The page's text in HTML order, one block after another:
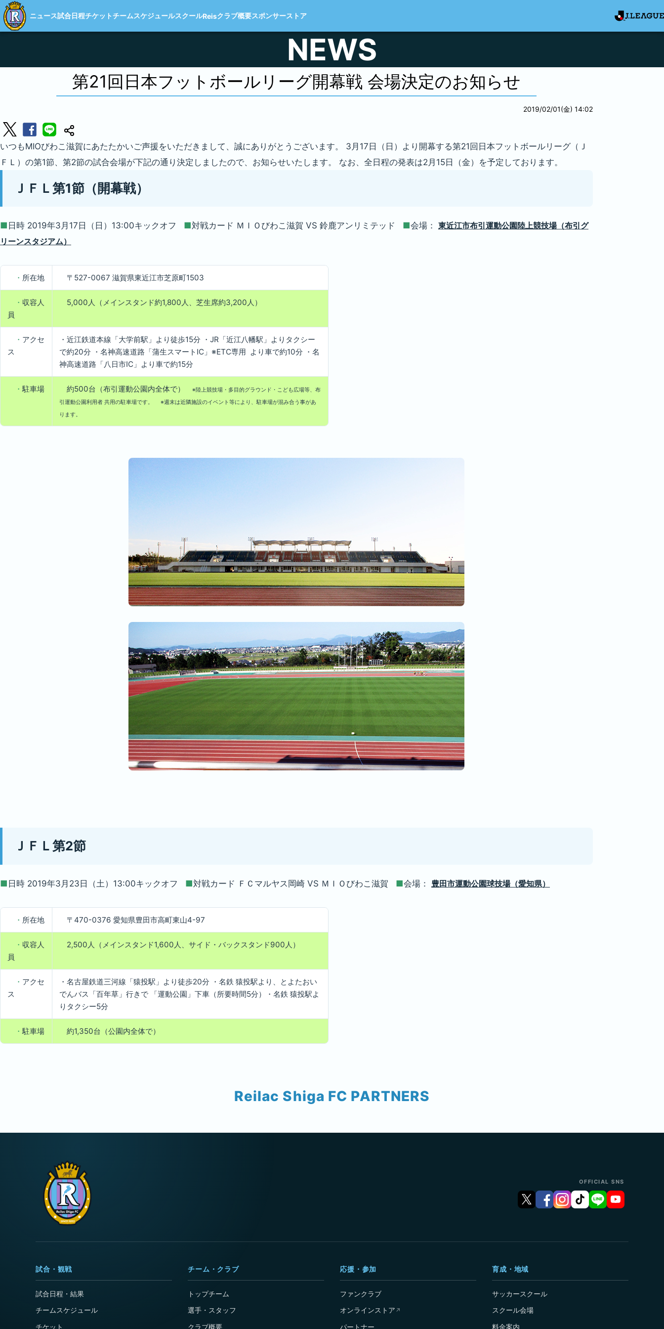
ニュース試合日程チケットチームスケジュールスクールReisクラブ概要スポンサーストア
NEWS
第21回日本フットボールリーグ開幕戦 会場決定のお知らせ
2019/02/01(金) 14:02
いつもMIOびわこ滋賀にあたたかいご声援をいただきまして、誠にありがとうございます。 3月17日（日）より開幕する第21回日本フットボールリーグ（Ｊ
ＦＬ）の第1節、第2節の試合会場が下記の通り決定しましたので、お知らせいたします。 なお、全日程の発表は2月15日（金）を予定しております。
ＪＦＬ第1節（開幕戦）
■ 日時 2019年3月17日（日）13:00キックオフ ■対戦カード ＭＩＯびわこ滋賀 VS 鈴鹿アンリミテッド ■会場： 東近江市布引運動公園陸上競技場（布引グ
リーンスタジアム）
・ 所在地 〒527-0067 滋賀県東近江市芝原町1503
・ 収容人
員
5,000人（メインスタンド約1,800人、芝生席約3,200人）
・ アクセ
ス
・近江鉄道本線「大学前駅」より徒歩15分 ・JR「近江八幡駅」よりタクシー
で約20分 ・名神高速道路「蒲生スマートIC」※ETC専用 より車で約10分 ・名
神高速道路「八日市IC」より車で約15分
・駐車場 約500台（布引運動公園内全体で）
※陸上競技場・多目的グラウンド・こども広場等、布
引運動公園利用者 共用の駐車場です。
※週末は近隣施設のイベント等により、駐車場が混み合う事があ
ります。
ＪＦＬ第2節
■ 日時 2019年3月23日（土）13:00キックオフ ■対戦カード ＦＣマルヤス岡崎 VS ＭＩＯびわこ滋賀 ■会場： 豊田市運動公園球技場（愛知県）
・ 所在地 〒470-0376 愛知県豊田市高町東山4-97
・ 収容人
員
2,500人（メインスタンド1,600人、サイド・バックスタンド900人）
・ アクセ
ス
・名古屋鉄道三河線「猿投駅」より徒歩20分 ・名鉄 猿投駅より、とよたおい
でんバス「百年草」行きで 「運動公園」下車（所要時間5分）・名鉄 猿投駅よ
りタクシー5分
・ 駐車場 約1,350台（公園内全体で）
Reilac Shiga FC PARTNERS
OFFICIAL SNS
試合・観戦
試合日程・結果
チームスケジュール
チケット
チーム・クラブ
トップチーム
選手・スタッフ
クラブ概要
応援・参加
ファンクラブ
オンラインストア ↗
パートナー
育成・地域
サッカースクール
スクール会場
料金案内